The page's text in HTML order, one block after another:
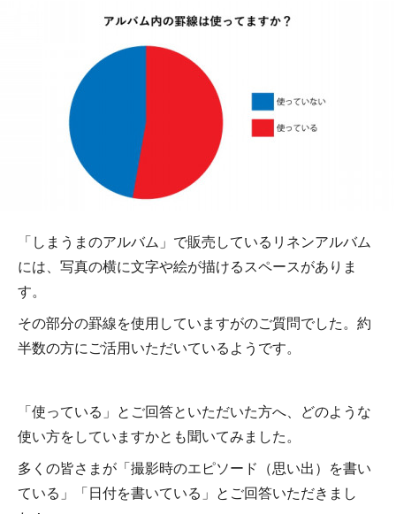
「しまうまのアルバム」で販売しているリネンアルバム
には、写真の横に文字や絵が描けるスペースがありま
す。
その部分の罫線を使用していますがのご質問でした。約
半数の方にご活用いただいているようです。
「使っている」とご回答といただいた方へ、どのような
使い方をしていますかとも聞いてみました。
多くの皆さまが「撮影時のエピソード（思い出）を書い
ている」「日付を書いている」とご回答いただきまし